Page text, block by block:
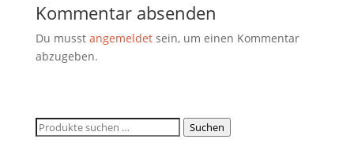
Kommentar absenden
Du musst angemeldetsein, um einen Kommentar
abzugeben.
Suchen
Suchen